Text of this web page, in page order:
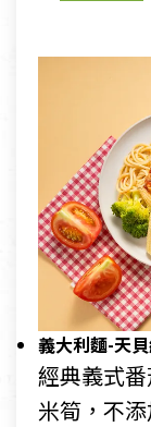
義大利麵-天貝
經典義式
米筍，不